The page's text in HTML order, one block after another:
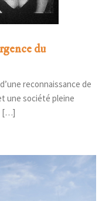
du
reconnaissance de
une société pleine
[…]